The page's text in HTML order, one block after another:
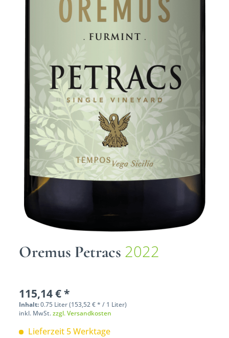
Oremus Petracs 2022
115,14 € *
Inhalt:0.75 Liter (153,52 € * / 1 Liter)
inkl. MwSt.zzgl. Versandkosten
Lieferzeit 5 Werktage